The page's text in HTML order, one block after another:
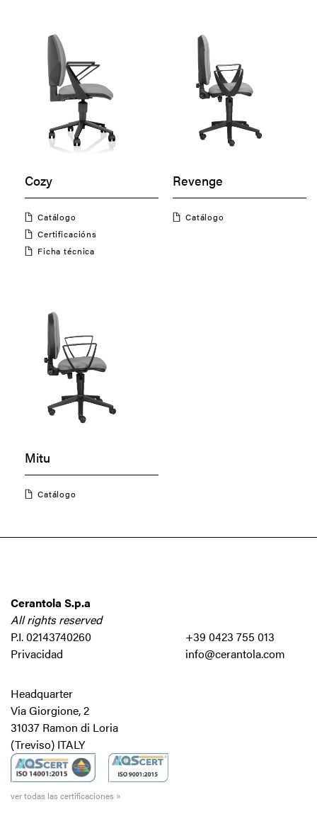
Cozy
Catálogo
Certificacións
Ficha técnica
Revenge
Catálogo
Mitu
Catálogo
Cerantola S.p.a
All rights reserved
P.I. 02143740260
Privacidad
+39 0423 755 013
info@cerantola.com
Headquarter
Via Giorgione, 2
31037 Ramon di Loria
(Treviso) ITALY
ver todas las certificaciones »